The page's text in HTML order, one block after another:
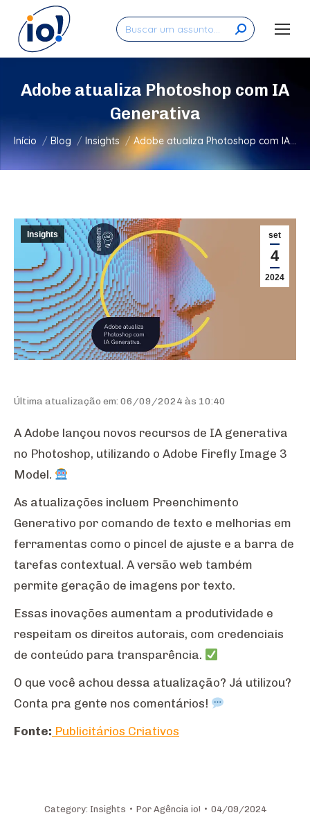
Search:
Adobe atualiza Photoshop com IA
Generativa
Você está aqui:
Início Blog Insights Adobe atualiza Photoshop com IA…
set
4
2024
Insights
Última atualização em: 06/09/2024 às 10:40
A Adobe lançou novos recursos de IA generativa
no Photoshop, utilizando o Adobe Firefly Image 3
Model.
As atualizações incluem Preenchimento
Generativo por comando de texto e melhorias em
ferramentas como o pincel de ajuste e a barra de
tarefas contextual. A versão web também
permite geração de imagens por texto.
Essas inovações aumentam a produtividade e
respeitam os direitos autorais, com credenciais
de conteúdo para transparência.
O que você achou dessa atualização? Já utilizou?
Conta pra gente nos comentários!
Fonte: Publicitários Criativos
Category: Insights Por Agência io! 04/09/2024